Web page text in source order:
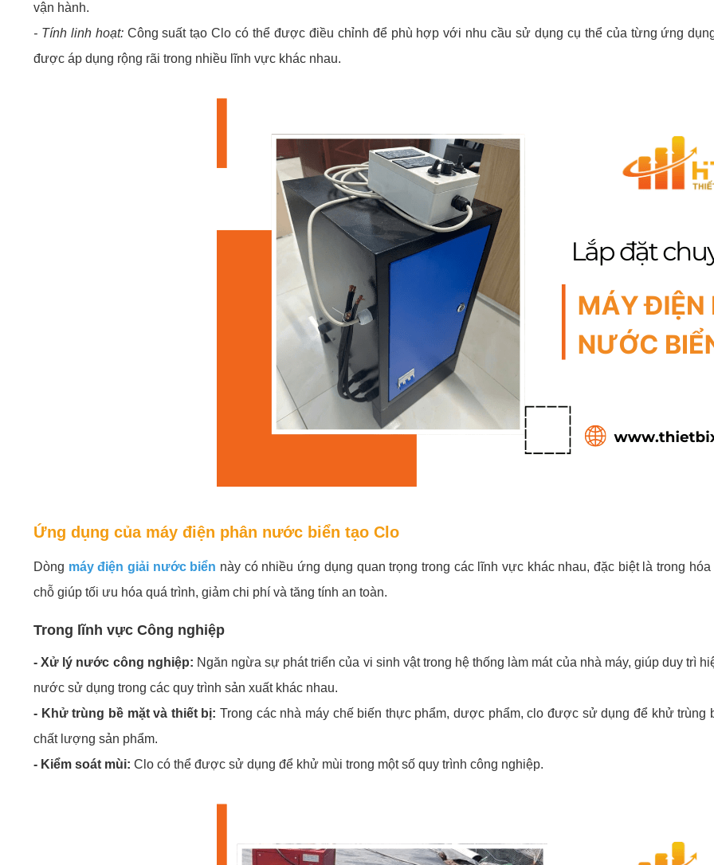
vận hành.
- Tính linh hoạt: Công suất tạo Clo có thể được điều chỉnh để phù hợp với nhu cầu sử dụng cụ thể của từng ứng
được áp dụng rộng rãi trong nhiều lĩnh vực khác nhau.
Ứng dụng của máy điện phân nước biển tạo Clo
Dòng máy điện giải nước biển này có nhiều ứng dụng quan trọng trong các lĩnh vực khác nhau, đặc biệt là trong
chỗ giúp tối ưu hóa quá trình, giảm chi phí và tăng tính an toàn.
Trong lĩnh vực Công nghiệp
- Xử lý nước công nghiệp: Ngăn ngừa sự phát triển của vi sinh vật trong hệ thống làm mát của nhà máy, giúp duy trì
nước sử dụng trong các quy trình sản xuất khác nhau.
- Khử trùng bề mặt và thiết bị:Trong các nhà máy chế biến thực phẩm, dược phẩm, clo được sử dụng để khử trùng
chất lượng sản phẩm.
- Kiểm soát mùi: Clo có thể được sử dụng để khử mùi trong một số quy trình công nghiệp.